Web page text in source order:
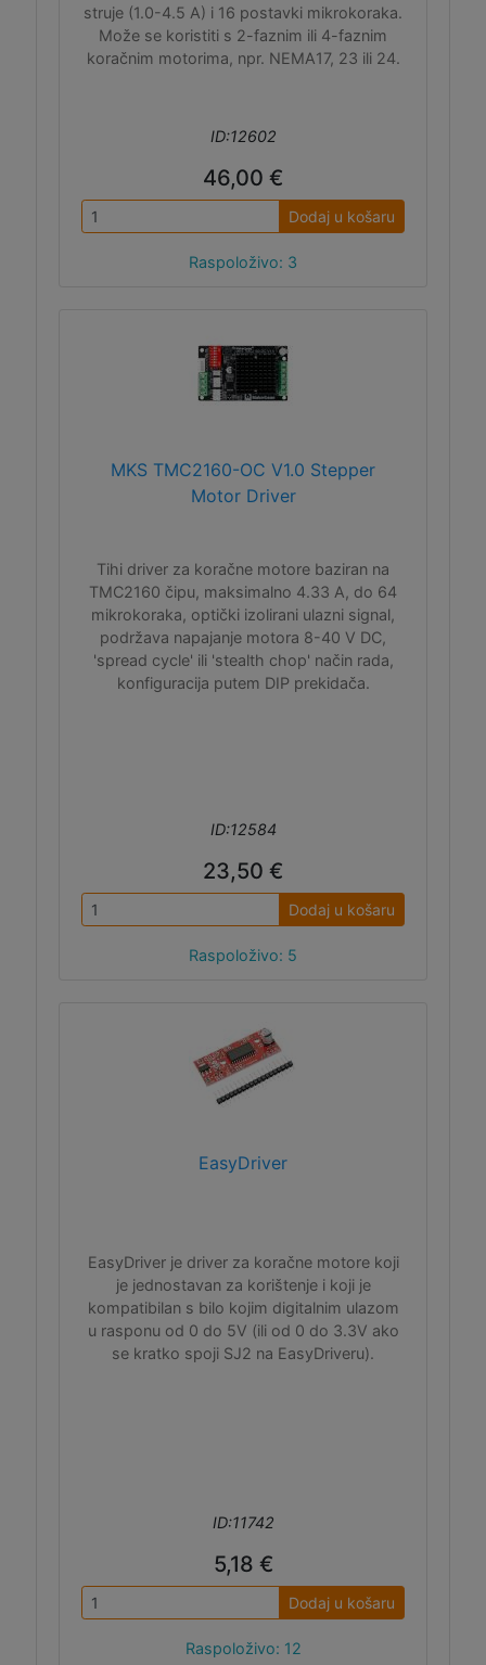
struje (1.0-4.5 A) i 16 postavki mikrokoraka.
Može se koristiti s 2-faznim ili 4-faznim
koračnim motorima, npr. NEMA17, 23 ili 24.
ID:12602
46,00 €
Dodaj u košaru
Raspoloživo: 3
MKS TMC2160-OC V1.0 Stepper
Motor Driver
Tihi driver za koračne motore baziran na
TMC2160 čipu, maksimalno 4.33 A, do 64
mikrokoraka, optički izolirani ulazni signal,
podržava napajanje motora 8-40 V DC,
'spread cycle' ili 'stealth chop' način rada,
konfiguracija putem DIP prekidača.
ID:12584
23,50 €
Dodaj u košaru
Raspoloživo: 5
EasyDriver
EasyDriver je driver za koračne motore koji
je jednostavan za korištenje i koji je
kompatibilan s bilo kojim digitalnim ulazom
u rasponu od 0 do 5V (ili od 0 do 3.3V ako
se kratko spoji SJ2 na EasyDriveru).
ID:11742
5,18 €
Dodaj u košaru
Raspoloživo: 12